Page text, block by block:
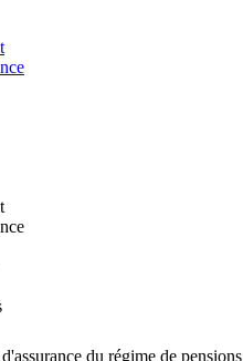
du régime de pensions